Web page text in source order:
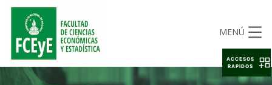
MENÚ
ACCESOS
RAPIDOS